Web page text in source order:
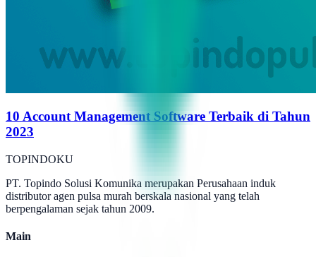
10 Account Management Software Terbaik di Tahun
2023
TOPINDOKU
PT. Topindo Solusi Komunika merupakan Perusahaan induk
distributor agen pulsa murah berskala nasional yang telah
berpengalaman sejak tahun 2009.
Main